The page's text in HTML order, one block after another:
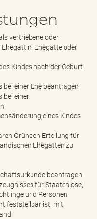
n
e
vertriebene oder
Ehegatte oder
Kindes nach der Geburt
bei einer Ehe beantragen
bei einer
eines Kindes
Gründen Erteilung für
Ehegatten zu
beantragen
für Staatenlose,
und Personen
feststellbar ist, mit